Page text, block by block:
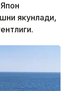
якунлади,